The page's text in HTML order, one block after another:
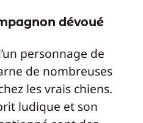
dévoué
personnage de
de nombreuses
les vrais chiens.
ludique et son